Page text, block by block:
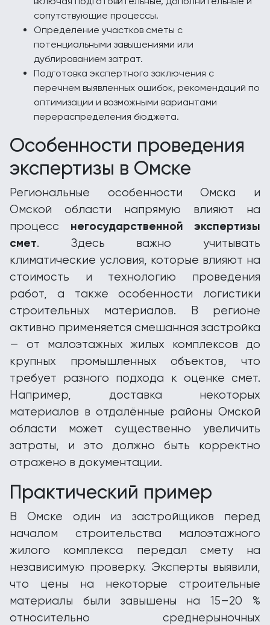
сопутствующие процессы.
Определение участков сметы с
потенциальными завышениями или
дублированием затрат.
Подготовка экспертного заключения с
перечнем выявленных ошибок, рекомендаций по
оптимизации и возможными вариантами
перераспределения бюджета.
Особенности проведения
экспертизы в Омске
Региональные особенности Омска и
Омской области напрямую влияют на
процесс негосударственной экспертизы
смет. Здесь важно учитывать
климатические условия, которые влияют на
стоимость и технологию проведения
работ, а также особенности логистики
строительных материалов. В регионе
активно применяется смешанная застройка
— от малоэтажных жилых комплексов до
крупных промышленных объектов, что
требует разного подхода к оценке смет.
Например, доставка некоторых
материалов в отдалённые районы Омской
области может существенно увеличить
затраты, и это должно быть корректно
отражено в документации.
Практический пример
В Омске один из застройщиков перед
началом строительства малоэтажного
жилого комплекса передал смету на
независимую проверку. Эксперты выявили,
что цены на некоторые строительные
материалы были завышены на 15–20 %
относительно среднерыночных